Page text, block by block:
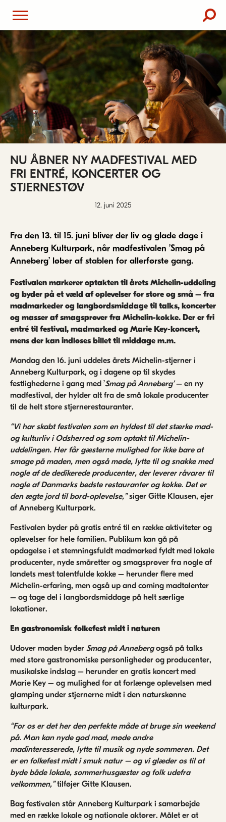
NU ÅBNER NY MADFESTIVAL MED
FRI ENTRÉ, KONCERTER OG
STJERNESTØV
12. juni 2025
Fra den 13. til 15. juni bliver der liv og glade dage i
Anneberg Kulturpark, når madfestivalen ’Smag på
Anneberg’ løber af stablen for allerførste gang.
Festivalen markerer optakten til årets Michelin-uddeling
og byder på et væld af oplevelser for store og små – fra
madmarkeder og langbordsmiddage til talks, koncerter
og masser af smagsprøver fra Michelin-kokke. Der er fri
entré til festival, madmarked og Marie Key-koncert,
mens der kan indløses billet til middage m.m.
Mandag den 16. juni uddeles årets Michelin-stjerner i
Anneberg Kulturpark, og i dagene op til skydes
festlighederne i gang med ’Smag på Anneberg’– en ny
madfestival, der hylder alt fra de små lokale producenter
til de helt store stjernerestauranter.
“Vi har skabt festivalen som en hyldest til det stærke mad-
og kulturliv i Odsherred og som optakt til Michelin-
uddelingen. Her får gæsterne mulighed for ikke bare at
smage på maden, men også møde, lytte til og snakke med
nogle af de dedikerede producenter, der leverer råvarer til
nogle af Danmarks bedste restauranter og kokke. Det er
den ægte jord til bord-oplevelse,”siger Gitte Klausen, ejer
af Anneberg Kulturpark.
Festivalen byder på gratis entré til en række aktiviteter og
oplevelser for hele familien. Publikum kan gå på
opdagelse i et stemningsfuldt madmarked fyldt med lokale
producenter, nyde småretter og smagsprøver fra nogle af
landets mest talentfulde kokke – herunder flere med
Michelin-erfaring, men også up and coming madtalenter
– og tage del i langbordsmiddage på helt særlige
lokationer.
En gastronomisk folkefest midt i naturen
Udover maden byder Smag på Annebergogså på talks
med store gastronomiske personligheder og producenter,
musikalske indslag – herunder en gratis koncert med
Marie Key – og mulighed for at forlænge oplevelsen med
glamping under stjernerne midt i den naturskønne
kulturpark.
“For os er det her den perfekte måde at bruge sin weekend
på. Man kan nyde god mad, møde andre
madinteresserede, lytte til musik og nyde sommeren. Det
er en folkefest midt i smuk natur – og viglæder os til at
byde både lokale, sommerhusgæster og folk udefra
velkommen,”tilføjer Gitte Klausen.
Bag festivalen står Anneberg Kulturpark i samarbejde
med en række lokale og nationale aktører. Målet er at